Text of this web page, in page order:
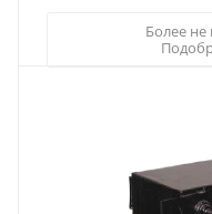
Более не